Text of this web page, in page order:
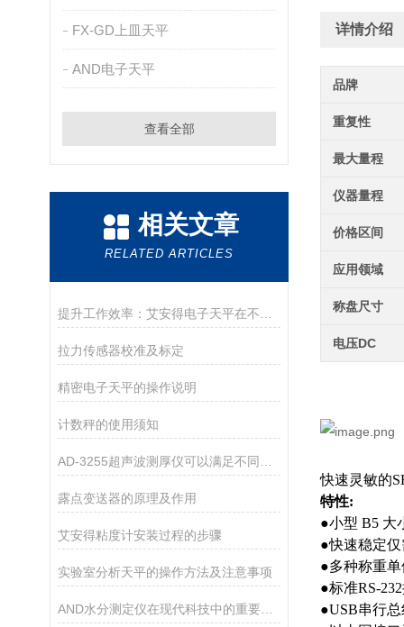
FX-GD上皿天平
AND电子天平
查看全部
相关文章
RELATED ARTICLES
拉力传感器校准及标定
精密电子天平的操作说明
计数秤的使用须知
露点变送器的原理及作用
艾安得粘度计安装过程的步骤
实验室分析天平的操作方法及注意事项
AND水分测定仪在现代科技中的重要作用
详情介绍
品牌
重复性
最大量程
仪器量程
价格区间
应用领域
称盘尺寸
电压DC
快速灵敏的
特性:
●小型 B5 大
●快速稳定仅
●多种称重单
●标准RS-232
●USB串行